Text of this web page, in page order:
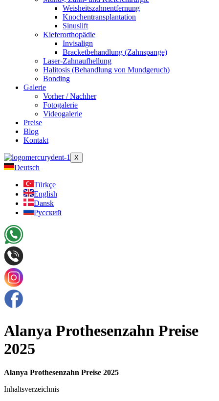
Weisheitszahnentfernung
Knochentransplantation
Sinuslift
Kieferorthopädie
Invisalign
Bracketbehandlung (Zahnspange)
Laser-Zahnaufhellung
Halitosis (Behandlung von Mundgeruch)
Bonding
Galerie
Vorher / Nachher
Fotogalerie
Videogalerie
Preise
Blog
Kontakt
X
Deutsch
Türkçe
English
Dansk
Русский
Alanya Prothesenzahn Preise
2025
Alanya Prothesenzahn Preise 2025
Inhaltsverzeichnis